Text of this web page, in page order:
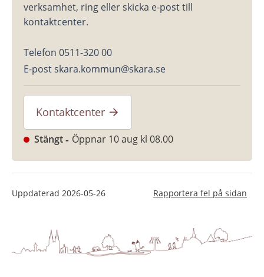
verksamhet, ring eller skicka e-post till
kontaktcenter.
Telefon 0511-320 00
E-post skara.kommun@skara.se
Kontaktcenter
Stängt Öppnar 10 aug kl 08.00
Uppdaterad 2026-05-26 Rapportera fel på sidan